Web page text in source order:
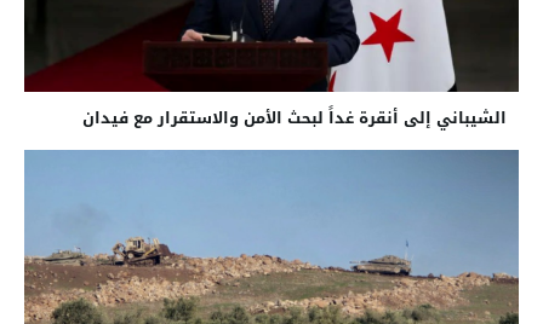
الشيباني إلى أنقرة غداً لبحث الأمن والاستقرار مع فيدان